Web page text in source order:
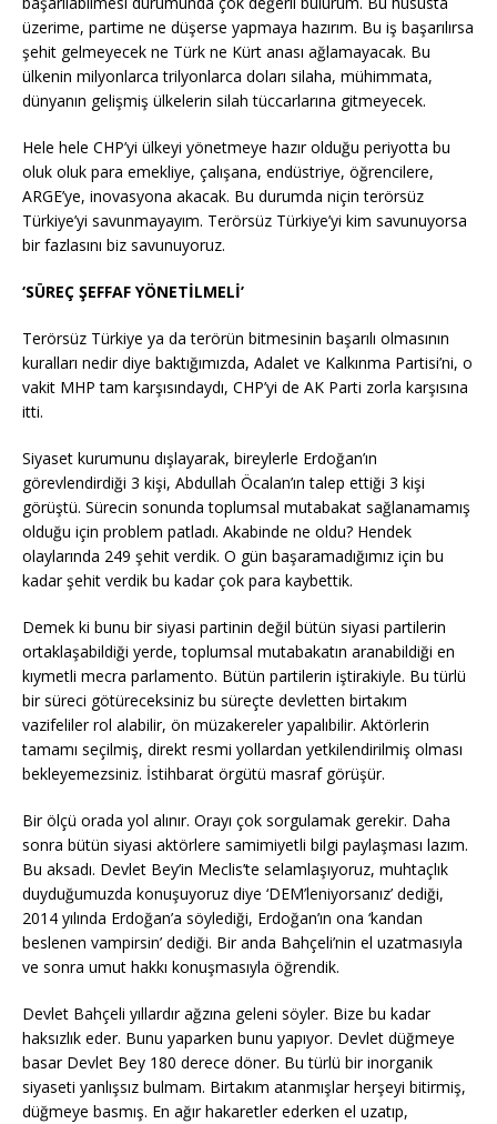
üzerime, partime ne düşerse yapmaya hazırım. Bu iş başarılırsa
şehit gelmeyecek ne Türk ne Kürt anası ağlamayacak. Bu
ülkenin milyonlarca trilyonlarca doları silaha, mühimmata,
dünyanın gelişmiş ülkelerin silah tüccarlarına gitmeyecek.
Hele hele CHP’yi ülkeyi yönetmeye hazır olduğu periyotta bu
oluk oluk para emekliye, çalışana, endüstriye, öğrencilere,
ARGE’ye, inovasyona akacak. Bu durumda niçin terörsüz
Türkiye’yi savunmayayım. Terörsüz Türkiye’yi kim savunuyorsa
bir fazlasını biz savunuyoruz.
‘SÜREÇ ŞEFFAF YÖNETİLMELİ’
Terörsüz Türkiye ya da terörün bitmesinin başarılı olmasının
kuralları nedir diye baktığımızda, Adalet ve Kalkınma Partisi’ni, o
vakit MHP tam karşısındaydı, CHP’yi de AK Parti zorla karşısına
itti.
Siyaset kurumunu dışlayarak, bireylerle Erdoğan’ın
görevlendirdiği 3 kişi, Abdullah Öcalan’ın talep ettiği 3 kişi
görüştü. Sürecin sonunda toplumsal mutabakat sağlanamamış
olduğu için problem patladı. Akabinde ne oldu? Hendek
olaylarında 249 şehit verdik. O gün başaramadığımız için bu
kadar şehit verdik bu kadar çok para kaybettik.
Demek ki bunu bir siyasi partinin değil bütün siyasi partilerin
ortaklaşabildiği yerde, toplumsal mutabakatın aranabildiği en
kıymetli mecra parlamento. Bütün partilerin iştirakiyle. Bu türlü
bir süreci götüreceksiniz bu süreçte devletten birtakım
vazifeliler rol alabilir, ön müzakereler yapalıbilir. Aktörlerin
tamamı seçilmiş, direkt resmi yollardan yetkilendirilmiş olması
bekleyemezsiniz. İstihbarat örgütü masraf görüşür.
Bir ölçü orada yol alınır. Orayı çok sorgulamak gerekir. Daha
sonra bütün siyasi aktörlere samimiyetli bilgi paylaşması lazım.
Bu aksadı. Devlet Bey’in Meclis’te selamlaşıyoruz, muhtaçlık
duyduğumuzda konuşuyoruz diye ‘DEM’leniyorsanız’ dediği,
2014 yılında Erdoğan’a söylediği, Erdoğan’ın ona ‘kandan
beslenen vampirsin’ dediği. Bir anda Bahçeli’nin el uzatmasıyla
ve sonra umut hakkı konuşmasıyla öğrendik.
Devlet Bahçeli yıllardır ağzına geleni söyler. Bize bu kadar
haksızlık eder. Bunu yaparken bunu yapıyor. Devlet düğmeye
basar Devlet Bey 180 derece döner. Bu türlü bir inorganik
siyaseti yanlışsız bulmam. Birtakım atanmışlar herşeyi bitirmiş,
düğmeye basmış. En ağır hakaretler ederken el uzatıp,